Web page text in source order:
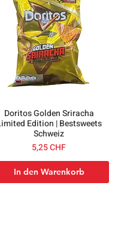
Doritos Golden Sriracha
Edition | Bestsweets
Schweiz
Preis
5,25 CHF
In den Warenkorb